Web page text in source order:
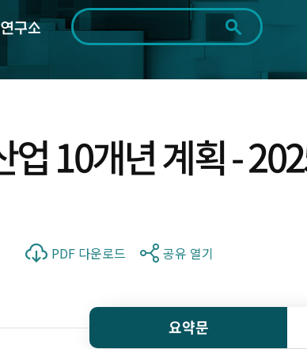
기간 전체 1일 1주 1개월 3개월 1년
작
일
지
막
일
조회
업 10개년 계획 -
PDF 다운로드 공유 열기
요약문